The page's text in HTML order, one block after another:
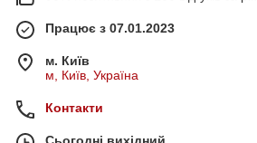
Працює з 07.01.2023
м. Київ
м, Київ, Україна
Контакти